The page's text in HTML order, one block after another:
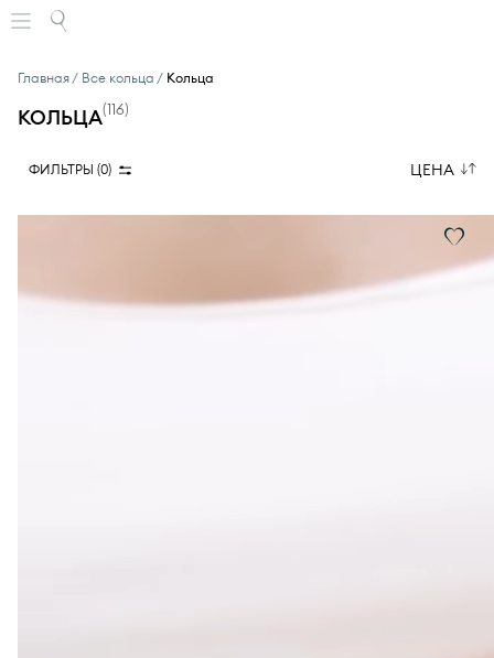
Главная Все кольца Кольца
КОЛЬЦА(116)
ФИЛЬТРЫ (0) ЦЕНА